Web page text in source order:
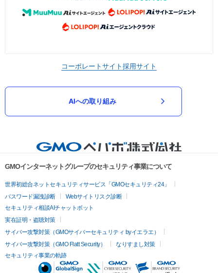
コーポレートサイト採用サイト
AIへの取り組み
GMOインターネットグループのセキュリティ事業について
世界初総合ネットセキュリティサービス「GMOセキュリティ24」
パスワード漏洩診断
Webサイトリスク診断
セキュリティ相談AIチャットボット
実在証明・盗聴対策
サイバー攻撃対策（GMOサイバーセキュリティ byイエラエ）
サイバー攻撃対策（GMO Flatt Security）
なりすまし対策
セキュリティ事業の軌跡